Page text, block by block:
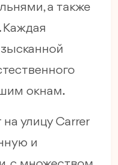
а также
Каждая
окнам.
улицу Carrer
и